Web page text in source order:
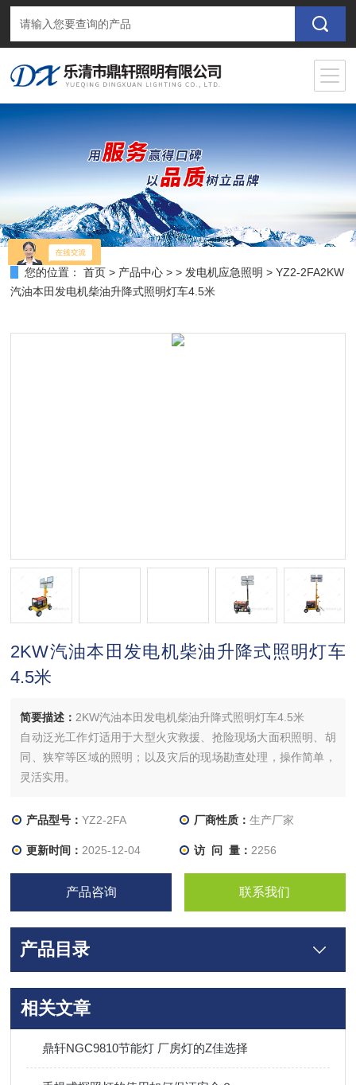
您的位置： 首页 > 产品中心 > > 发电机应急照明 > YZ2-2FA2KW
汽油本田发电机柴油升降式照明灯车4.5米
2KW汽油本田发电机柴油升降式照明灯车
4.5米
简要描述： 2KW汽油本田发电机柴油升降式照明灯车4.5米
自动泛光工作灯适用于大型火灾救援、抢险现场大面积照明、胡
同、狭窄等区域的照明；以及灾后的现场勘查处理，操作简单，
灵活实用。
产品型号：YZ2-2FA 厂商性质： 生产厂家
更新时间： 2025-12-04 访 问 量： 2256
产品咨询 联系我们
产品目录
相关文章
鼎轩NGC9810节能灯 厂房灯的Z佳选择